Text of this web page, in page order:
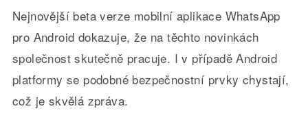
Nejnovější beta verze mobilní aplikace WhatsApp
pro Android dokazuje, že na těchto novinkách
společnost skutečně pracuje. I v případě Android
platformy se podobné bezpečnostní prvky chystají,
což je skvělá zpráva.